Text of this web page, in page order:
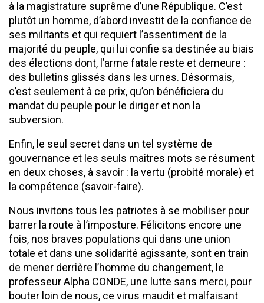
à la magistrature suprême d’une République. C’est
plutôt un homme, d’abord investit de la confiance de
ses militants et qui requiert l’assentiment de la
majorité du peuple, qui lui confie sa destinée au biais
des élections dont, l’arme fatale reste et demeure :
des bulletins glissés dans les urnes. Désormais,
c’est seulement à ce prix, qu’on bénéficiera du
mandat du peuple pour le diriger et non la
subversion.
Enfin, le seul secret dans un tel système de
gouvernance et les seuls maitres mots se résument
en deux choses, à savoir : la vertu (probité morale) et
la compétence (savoir-faire).
Nous invitons tous les patriotes à se mobiliser pour
barrer la route à l’imposture. Félicitons encore une
fois, nos braves populations qui dans une union
totale et dans une solidarité agissante, sont en train
de mener derrière l’homme du changement, le
professeur Alpha CONDE, une lutte sans merci, pour
bouter loin de nous, ce virus maudit et malfaisant